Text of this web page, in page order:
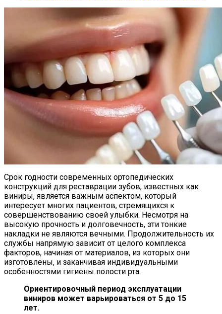
Срок годности современных ортопедических
конструкций для реставрации зубов, известных как
виниры, является важным аспектом, который
интересует многих пациентов, стремящихся к
совершенствованию своей улыбки. Несмотря на
высокую прочность и долговечность, эти тонкие
накладки не являются вечными. Продолжительность их
службы напрямую зависит от целого комплекса
факторов, начиная от материалов, из которых они
изготовлены, и заканчивая индивидуальными
особенностями гигиены полости рта.
Ориентировочный период эксплуатации
виниров может варьироваться от 5 до 15
лет.